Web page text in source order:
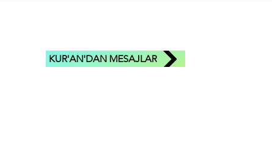
KUR'AN'DAN MESAJLAR